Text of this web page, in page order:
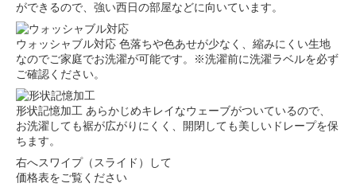
ができるので、強い西日の部屋などに向いています。
ウォッシャブル対応 色落ちや色あせが少なく、縮みにくい生地
なのでご家庭でお洗濯が可能です。※洗濯前に洗濯ラベルを必ず
ご確認ください。
形状記憶加工 あらかじめキレイなウェーブがついているので、
お洗濯しても裾が広がりにくく、開閉しても美しいドレープを保
ちます。
右へスワイプ（スライド）して
価格表をご覧ください